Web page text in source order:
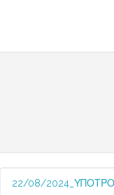
22/08/